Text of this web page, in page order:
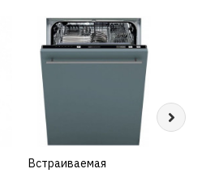
КУПИТЬ
Встраиваемая